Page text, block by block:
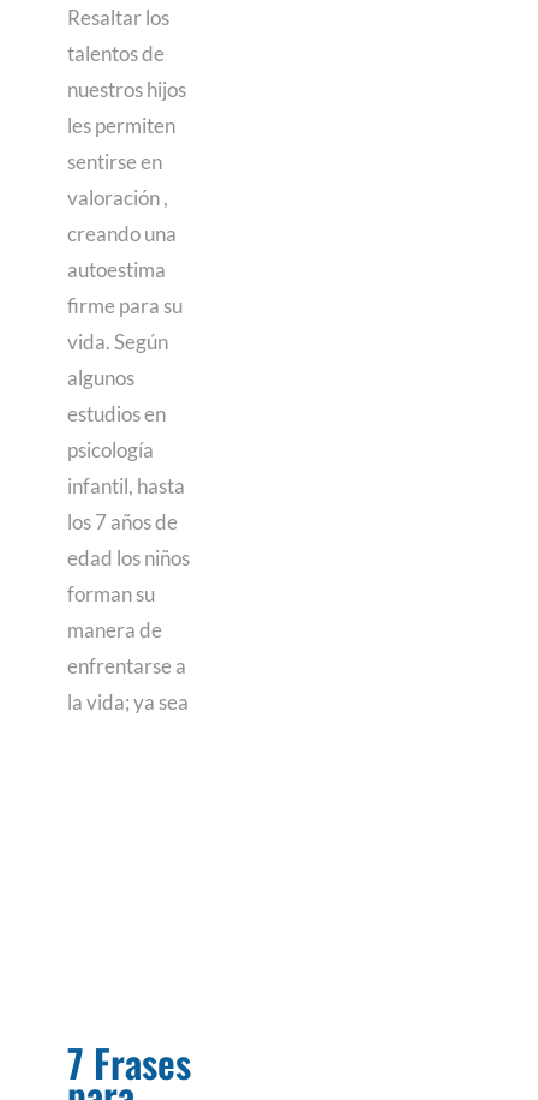
Resaltar los
talentos de
nuestros hijos
les permiten
sentirse en
valoración ,
creando una
autoestima
firme para su
vida. Según
algunos
estudios en
psicología
infantil, hasta
los 7 años de
edad los niños
forman su
manera de
enfrentarse a
la vida; ya sea
7 Frases